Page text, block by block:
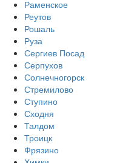
Раменское
Реутов
Рошаль
Руза
Сергиев Посад
Серпухов
Солнечногорск
Стремилово
Ступино
Сходня
Талдом
Троицк
Фрязино